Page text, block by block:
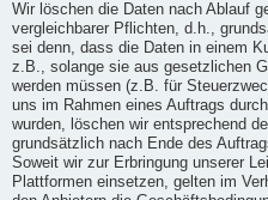
Wir löschen die Daten nach Ablauf
vergleichbarer Pflichten, d.h.,
sei denn, dass die Daten in einem
z.B., solange sie aus gesetzlichen
werden müssen (z.B. für
uns im Rahmen eines Auftrags
wurden, löschen wir entsprechend
grundsätzlich nach Ende des
Soweit wir zur Erbringung unserer
Plattformen einsetzen, gelten im